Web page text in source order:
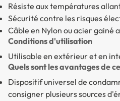
Résiste aux températures
Sécurité contre les risques
Câble en Nylon ou acier gainé
Conditions d'utilisation
Utilisable en extérieur et en
Quels sont les avantages de
Dispositif universel de
consigner plusieurs sources